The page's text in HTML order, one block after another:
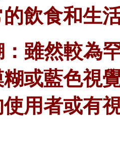
飲食和生
雖然較為
或藍色視
用者或有